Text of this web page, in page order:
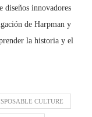
diseños innovadores
de Harpman y
la historia y el
CULTURE